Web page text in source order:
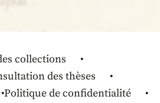
collections
des thèses
Politique de confidentialité